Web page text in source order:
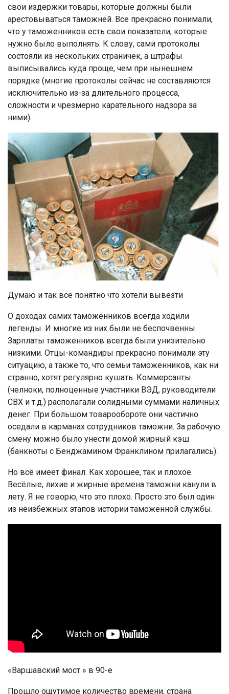
свои издержки товары, которые должны были
арестовываться таможней. Все прекрасно понимали,
что у таможенников есть свои показатели, которые
нужно было выполнять. К слову, сами протоколы
состояли из нескольких страничек, а штрафы
выписывались куда проще, чем при нынешнем
порядке (многие протоколы сейчас не составляются
исключительно из-за длительного процесса,
сложности и чрезмерно карательного надзора за
ними).
Думаю и так все понятно что хотели вывезти
О доходах самих таможенников всегда ходили
легенды. И многие из них были не беспочвенны.
Зарплаты таможенников всегда были унизительно
низкими. Отцы-командиры прекрасно понимали эту
ситуацию, а также то, что семьи таможенников, как ни
странно, хотят регулярно кушать. Коммерсанты
(челноки, полноценные участники ВЭД, руководители
СВХ и т.д.) располагали солидными суммами наличных
денег. При большом товарообороте они частично
оседали в карманах сотрудников таможни. За рабочую
смену можно было унести домой жирный кэш
(банкноты с Бенджамином Франклином прилагались).
Но всё имеет финал. Как хорошее, так и плохое.
Весёлые, лихие и жирные времена таможни канули в
лету. Я не говорю, что это плохо. Просто это был один
из неизбежных этапов истории таможенной службы.
«Варшавский мост » в 90-е
Прошло ощутимое количество времени, страна